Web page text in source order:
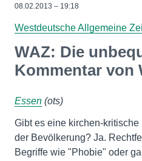
08.02.2013 – 19:18
Westdeutsche Allgemeine
WAZ: Die
Kommentar von
Essen (ots)
Gibt es eine kirchen-
der Bevölkerung? Ja.
Begriffe wie "Phobie" oder